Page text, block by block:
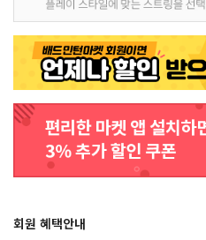
회원 혜택안내